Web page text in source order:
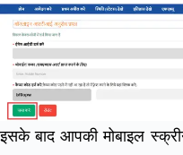
इसके बाद आपकी मोबाइल